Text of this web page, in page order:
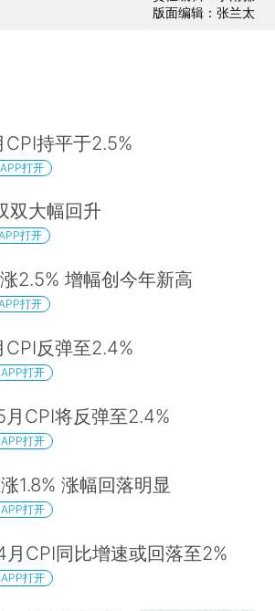
版面编辑：张兰太
持平于2.5%
APP打开
双大幅回升
打开
2.5% 增幅创今年新高
打开
反弹至2.4%
APP打开
月CPI将反弹至2.4%
APP打开
1.8% 涨幅回落明显
APP打开
月CPI同比增速或回落至2%
APP打开